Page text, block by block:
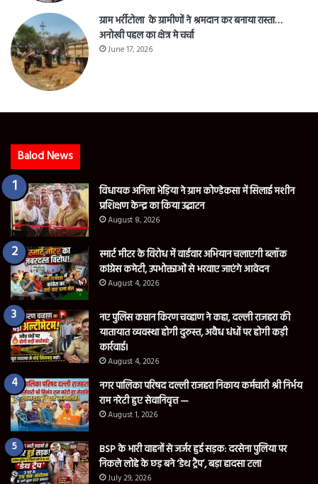
ग्राम भर्रीटोला के ग्रामीणों ने श्रमदान कर बनाया रास्ता…
अनोखी पहल का क्षेत्र मे चर्चा
June 17, 2026
Balod News
विधायक अनिला भेड़िया ने ग्राम कोण्डेकसा में सिलाई मशीन
प्रशिक्षण केन्द्र का किया उद्घाटन
August 8, 2026
स्मार्ट मीटर के विरोध में वार्डवार अभियान चलाएगी ब्लॉक
कांग्रेस कमेटी, उपभोक्ताओं से भरवाए जाएंगे आवेदन
August 4, 2026
नए पुलिस कप्तान किरण चव्हाण ने कहा, दल्ली राजहरा की
यातायात व्यवस्था होगी दुरुस्त, अवैध धंधों पर होगी कड़ी
कार्रवाई।
August 4, 2026
नगर पालिका परिषद दल्ली राजहरा निकाय कर्मचारी श्री निर्भय
राम नरेटी हुए सेवानिवृत्त —
August 1, 2026
BSP के भारी वाहनों से जर्जर हुई सड़क: दरसेना पुलिया पर
निकले लोहे के छड़ बने ‘डेथ ट्रैप’, बड़ा हादसा टला
July 29, 2026